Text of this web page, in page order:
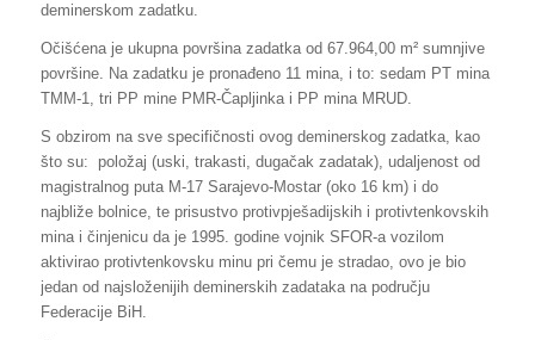
deminerskom zadatku.
Očišćena je ukupna površina zadatka od 67.964,00 m² sumnjive
površine. Na zadatku je pronađeno 11 mina, i to: sedam PT mina
TMM-1, tri PP mine PMR-Čapljinka i PP mina MRUD.
S obzirom na sve specifičnosti ovog deminerskog zadatka, kao
što su: položaj (uski, trakasti, dugačak zadatak), udaljenost od
magistralnog puta M-17 Sarajevo-Mostar (oko 16 km) i do
najbliže bolnice, te prisustvo protivpješadijskih i protivtenkovskih
mina i činjenicu da je 1995. godine vojnik SFOR-a vozilom
aktivirao protivtenkovsku minu pri čemu je stradao, ovo je bio
jedan od najsloženijih deminerskih zadataka na području
Federacije BiH.